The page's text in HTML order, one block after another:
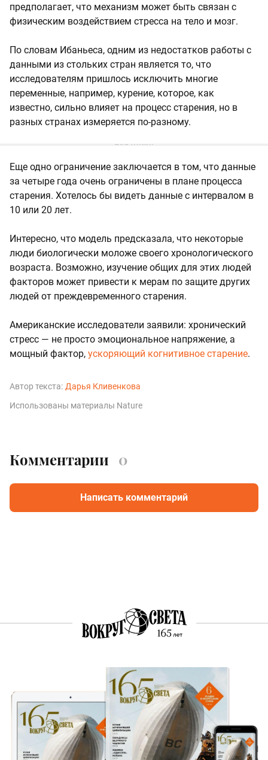
предполагает, что механизм может быть связан с
физическим воздействием стресса на тело и мозг.
По словам Ибаньеса, одним из недостатков работы с
данными из стольких стран является то, что
исследователям пришлось исключить многие
переменные, например, курение, которое, как
известно, сильно влияет на процесс старения, но в
разных странах измеряется по-разному.
Еще одно ограничение заключается в том, что данные
за четыре года очень ограничены в плане процесса
старения. Хотелось бы видеть данные с интервалом в
10 или 20 лет.
Интересно, что модель предсказала, что некоторые
люди биологически моложе своего хронологического
возраста. Возможно, изучение общих для этих людей
факторов может привести к мерам по защите других
людей от преждевременного старения.
Американские исследователи заявили: хронический
стресс — не просто эмоциональное напряжение, а
мощный фактор, ускоряющий когнитивное старение.
Автор текста: Дарья Кливенкова
Использованы материалы Nature
Комментарии 0
Написать комментарий